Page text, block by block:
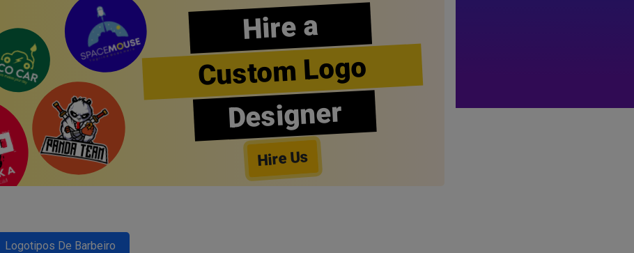
Hire a
Custom Logo
Designer
Hire Us
Logotipos De Barbeiro